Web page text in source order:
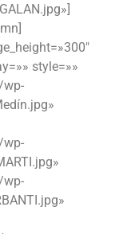
style=»»
wp-
wp-
wp-